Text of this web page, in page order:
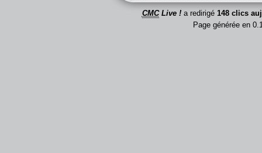
CMCLive !a redirigé 148 clics
Page générée en